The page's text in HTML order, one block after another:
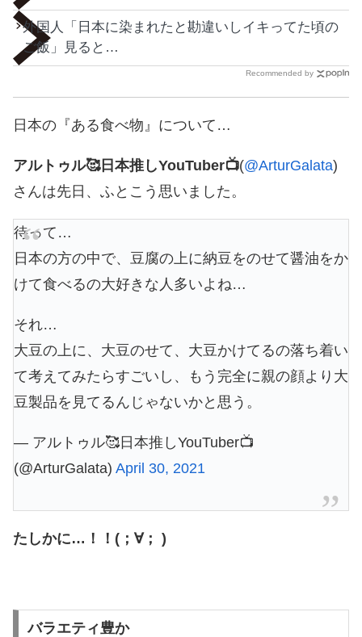
外国人「日本に染まれたと勘違いしイキってた頃の
ご飯」見ると…
Recommended by
日本の『ある食べ物』について…
アルトゥル🥰日本推しYouTuber📺(@ArturGalata)
さんは先日、ふとこう思いました。
待って…
日本の方の中で、豆腐の上に納豆をのせて醤油をか
けて食べるの大好きな人多いよね…
それ…
大豆の上に、大豆のせて、大豆かけてるの落ち着い
て考えてみたらすごいし、もう完全に親の顔より大
豆製品を見てるんじゃないかと思う。
— アルトゥル🥰日本推しYouTuber📺
(@ArturGalata) April 30, 2021
たしかに…！！(；∀； )
バラエティ豊か